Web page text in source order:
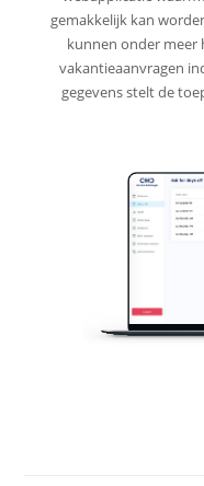
gemakkelijk kan
kunnen onder meer
vakantieaanvragen
gegevens stelt de